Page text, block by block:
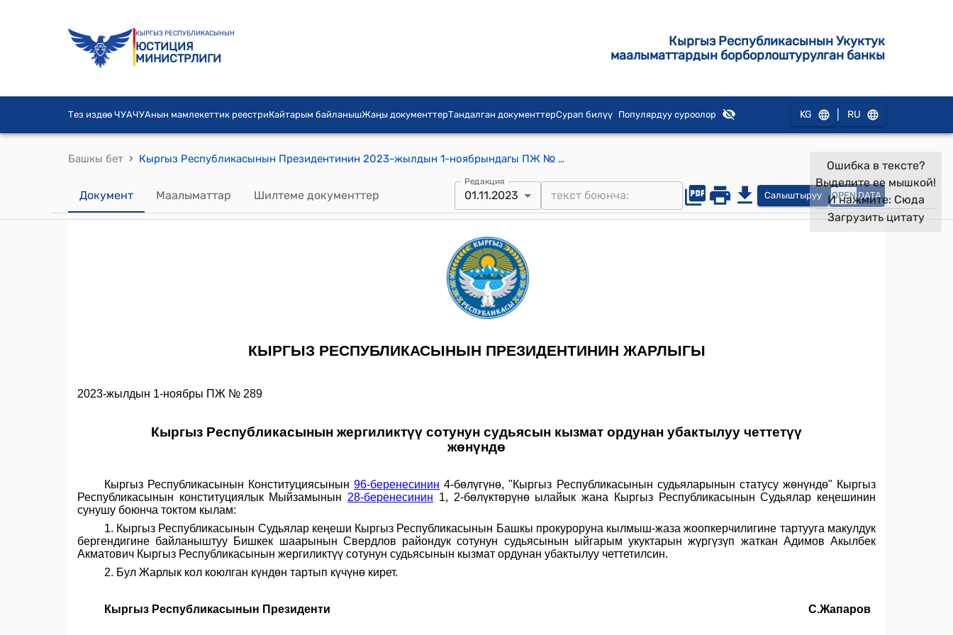
КЫРГЫЗ РЕСПУБЛИКАСЫНЫН
ЮСТИЦИЯ
МИНИСТРЛИГИ
Кыргыз Республикасынын Укуктук
маалыматтардын борборлоштурулган банкы
Тез издөө ЧУАЧУАнын мамлекеттик реестриКайтарым байланышЖаңы документтерТандалган документтерСурап билүү Популярдуу суроолор KG RU
Башкы бет › Кыргыз Республикасынын Президентинин 2023-жылдын 1-ноябрындагы ПЖ № 289 Кыргыз Республикасынын жергиликтүү сотунун судьясын кызмат ордунан убактылуу четтетүү жөнүндө" Жарлыгы
Документ Маалыматтар Шилтеме документтер
Редакция
01.11.2023 Салыштыруу OPEN DATA
Ошибка в тексте?
Выделите ее мышкой!
И нажмите: Сюда
Загрузить цитату